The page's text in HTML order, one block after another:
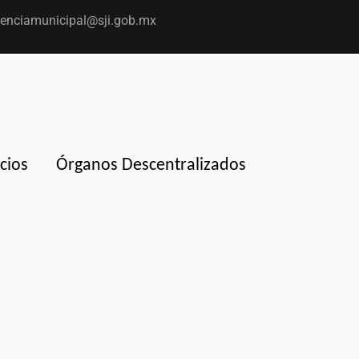
Órganos Descentralizados